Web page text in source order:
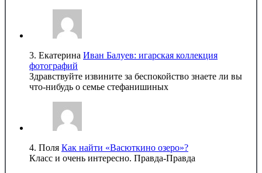
3. Екатерина Иван Балуев: игарская коллекция
фотографий
Здравствуйте извините за беспокойство знаете ли вы
что-нибудь о семье стефанишиных
4. Поля Как найти «Васюткино озеро»?
Класс и очень интересно. Правда-Правда